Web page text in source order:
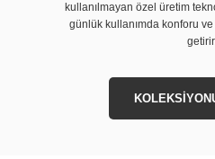
kullanılmayan özel üretim
günlük kullanımda konforu